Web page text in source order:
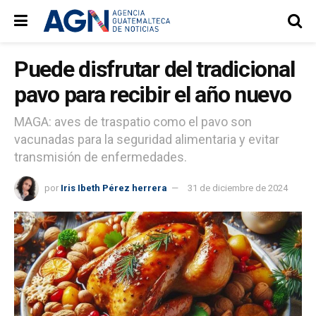
Puede disfrutar del tradicional
pavo para recibir el año nuevo
MAGA: aves de traspatio como el pavo son
vacunadas para la seguridad alimentaria y evitar
transmisión de enfermedades.
por Iris Ibeth Pérez herrera 31 de diciembre de 2024